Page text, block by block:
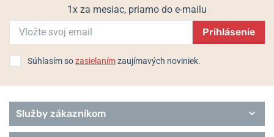
1x za mesiac, priamo do e-mailu
Prihlásenie
Súhlasím sozasielanímzaujímavých noviniek.
Služby zákazníkom